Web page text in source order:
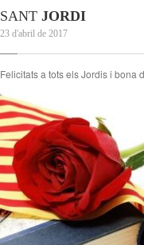
SANT JORDI
23 d'abril de 2017
Felicitats a tots els Jordis i bona